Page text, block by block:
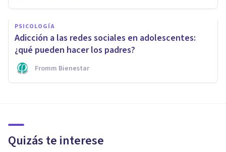
PSICOLOGÍA
Adicción a las redes sociales en adolescentes:
¿qué pueden hacer los padres?
Fromm Bienestar
Quizás te interese